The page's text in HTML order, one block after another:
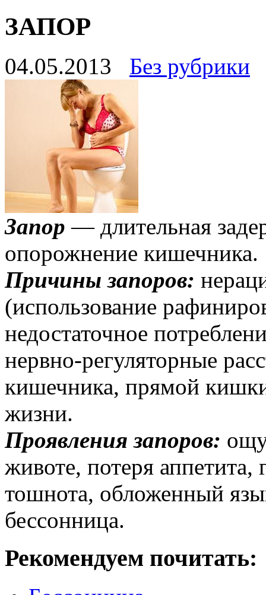
ЗАПОР
04.05.2013 Без рубрики
Запор— длительная
опорожнение кишечника.
Причины запоров:
(использование
недостаточное
нервно-регуляторные
кишечника, прямой
жизни.
Проявления запоров:
животе, потеря аппетита,
тошнота, обложенный
бессонница.
Рекомендуем почитать: